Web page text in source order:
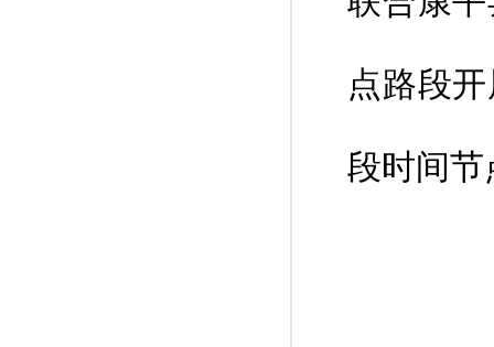
点路段
段时间节